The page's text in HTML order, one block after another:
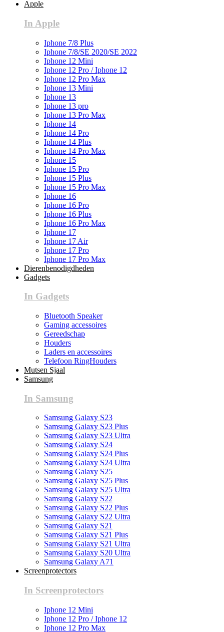
Apple
In Apple
Iphone 7/8 Plus
Iphone 7/8/SE 2020/SE 2022
Iphone 12 Mini
Iphone 12 Pro / Iphone 12
Iphone 12 Pro Max
Iphone 13 Mini
Iphone 13
Iphone 13 pro
Iphone 13 Pro Max
Iphone 14
Iphone 14 Pro
Iphone 14 Plus
Iphone 14 Pro Max
Iphone 15
Iphone 15 Pro
Iphone 15 Plus
Iphone 15 Pro Max
Iphone 16
Iphone 16 Pro
Iphone 16 Plus
Iphone 16 Pro Max
Iphone 17
Iphone 17 Air
Iphone 17 Pro
Iphone 17 Pro Max
Dierenbenodigdheden
Gadgets
In Gadgets
Bluetooth Speaker
Gaming accessoires
Gereedschap
Houders
Laders en accessoires
Telefoon RingHouders
Mutsen Sjaal
Samsung
In Samsung
Samsung Galaxy S23
Samsung Galaxy S23 Plus
Samsung Galaxy S23 Ultra
Samsung Galaxy S24
Samsung Galaxy S24 Plus
Samsung Galaxy S24 Ultra
Samsung Galaxy S25
Samsung Galaxy S25 Plus
Samsung Galaxy S25 Ultra
Samsung Galaxy S22
Samsung Galaxy S22 Plus
Samsung Galaxy S22 Ultra
Samsung Galaxy S21
Samsung Galaxy S21 Plus
Samsung Galaxy S21 Ultra
Samsung Galaxy S20 Ultra
Samsung Galaxy A71
Screenprotectors
In Screenprotectors
Iphone 12 Mini
Iphone 12 Pro / Iphone 12
Iphone 12 Pro Max